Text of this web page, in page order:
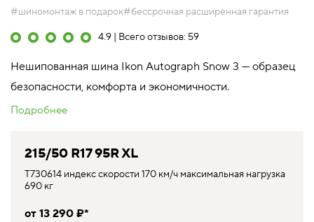
#шиномонтаж в подарок#бессрочная расширенная гарантия
4.9 | Всего отзывов: 59
Нешипованная шина Ikon Autograph Snow 3 — образец
безопасности, комфорта и экономичности.
Подробнее
215/50 R17 95R XL
T730614 индекс скорости 170 км/ч максимальная нагрузка
690 кг
от 13 290 ₽*